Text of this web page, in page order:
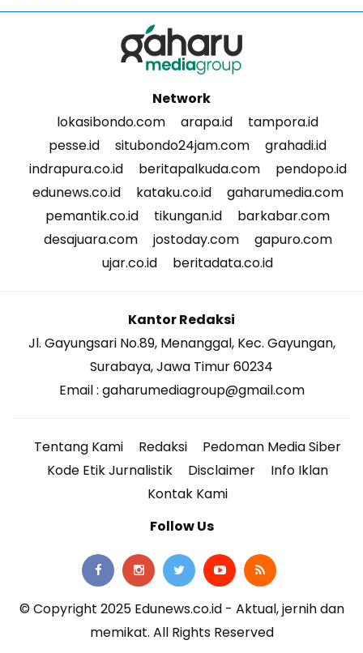
Network
lokasibondo.com
arapa.id
tampora.id
pesse.id
situbondo24jam.com
grahadi.id
indrapura.co.id
beritapalkuda.com
pendopo.id
edunews.co.id
kataku.co.id
gaharumedia.com
pemantik.co.id
tikungan.id
barkabar.com
desajuara.com
jostoday.com
gapuro.com
ujar.co.id
beritadata.co.id
Kantor Redaksi
Jl. Gayungsari No.89, Menanggal, Kec. Gayungan,
Surabaya, Jawa Timur 60234
Email : gaharumediagroup@gmail.com
Tentang Kami Redaksi
Pedoman Media Siber
Kode Etik Jurnalistik
Disclaimer
Info Iklan
Kontak Kami
Follow Us
© Copyright 2025 Edunews.co.id - Aktual, jernih dan
memikat. All Rights Reserved